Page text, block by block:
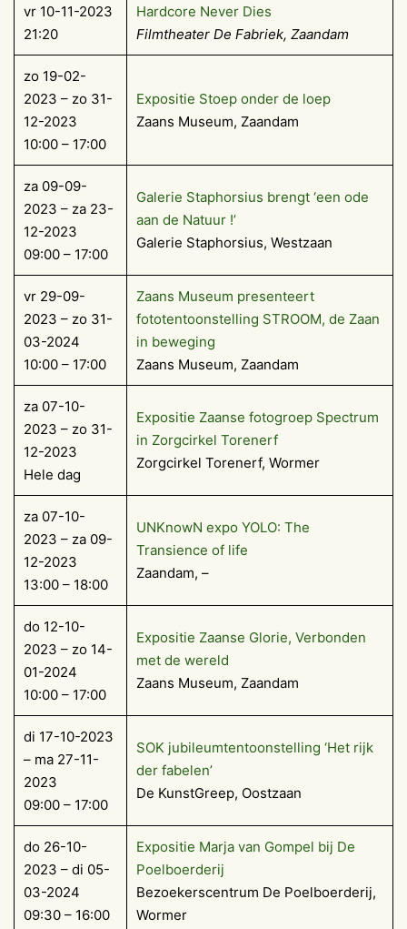
vr 10-11-2023
21:20
Hardcore Never Dies
Filmtheater De Fabriek, Zaandam
zo 19-02-
2023 – zo 31-
12-2023
10:00 – 17:00
Expositie Stoep onder de loep
Zaans Museum, Zaandam
za 09-09-
2023 – za 23-
12-2023
09:00 – 17:00
Galerie Staphorsius brengt ‘een ode
aan de Natuur !’
Galerie Staphorsius, Westzaan
vr 29-09-
2023 – zo 31-
03-2024
10:00 – 17:00
Zaans Museum presenteert
fototentoonstelling STROOM, de Zaan
in beweging
Zaans Museum, Zaandam
za 07-10-
2023 – zo 31-
12-2023
Hele dag
Exposi­tie Zaanse fotogroep Spec­trum
in Zorgcirkel Toren­erf
Zorgcirkel Torenerf, Wormer
za 07-10-
2023 – za 09-
12-2023
13:00 – 18:00
UNKnowN expo YOLO: The
Transience of life
Zaandam, –
do 12-10-
2023 – zo 14-
01-2024
10:00 – 17:00
Expositie Zaanse Glorie, Verbonden
met de wereld
Zaans Museum, Zaandam
di 17-10-2023
– ma 27-11-
2023
09:00 – 17:00
SOK jubileumtentoonstelling ‘Het rijk
der fabelen’
De KunstGreep, Oostzaan
do 26-10-
2023 – di 05-
03-2024
09:30 – 16:00
Exposi­tie Marja van Gom­pel bij De
Poelboerderij
Bezoekerscentrum De Poelboerderij,
Wormer